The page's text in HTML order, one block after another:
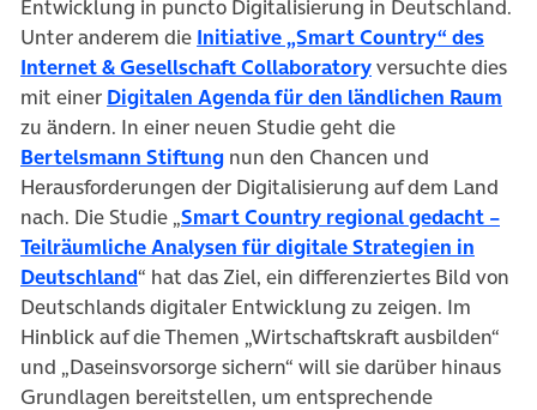
Entwicklung in puncto Digitalisierung in Deutschland.
Unter anderem die Initiative „Smart Country“ des
Internet & Gesellschaft Collaboratory(öffnet in neuem
versuchte dies
mit einer Digitalen Agenda für den ländlichen Raum
zu ändern. In einer neuen Studie geht die
Bertelsmann Stiftung(öffnet in neuem Tab)
nun den Chancen und
Herausforderungen der Digitalisierung auf dem Land
nach. Die Studie „Smart Country regional gedacht –
Teilräumliche Analysen für digitale Strategien in
Deutschland(öffnet in neuem Tab)
“ hat das Ziel, ein differenziertes Bild von
Deutschlands digitaler Entwicklung zu zeigen. Im
Hinblick auf die Themen „Wirtschaftskraft ausbilden“
und „Daseinsvorsorge sichern“ will sie darüber hinaus
Grundlagen bereitstellen, um entsprechende